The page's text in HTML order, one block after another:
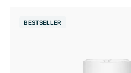
BESTSELLER